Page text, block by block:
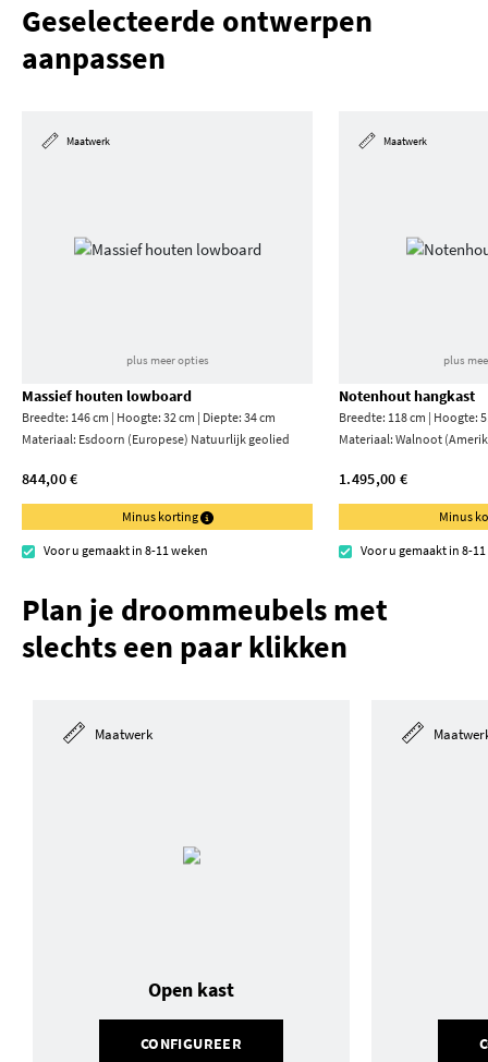
Geselecteerde ontwerpen
aanpassen
Maatwerk
plus meer opties
Massief houten lowboard
Breedte: 146 cm | Hoogte: 32 cm | Diepte: 34 cm
Materiaal: Esdoorn (Europese) Natuurlijk geolied
844,00 €
Minus korting
Voor u gemaakt in 8-11 weken
Maatwerk
plus
Notenhout hangkast
Breedte: 118 cm | Hoogte:
Materiaal:Walnoot
1.495,00 €
Minus
Voor u gemaakt in 8-
Plan je droommeubels met
slechts een paar klikken
Maatwerk
CONFIGUREER
Open kast